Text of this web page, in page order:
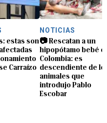
estas son
Carraízo
NOTICIAS
📷 Rescatan a un
hipopótamo bebé
Colombia: es
descendiente de
animales que
introdujo Pablo
Escobar